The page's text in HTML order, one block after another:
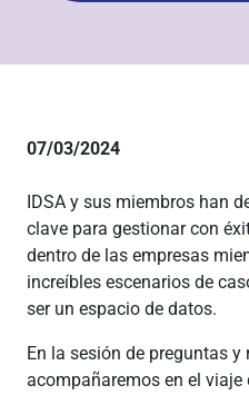
07/03/2024
IDSA y sus miembros han
clave para gestionar con
dentro de las empresas
increíbles escenarios de
ser un espacio de datos.
En la sesión de preguntas y
acompañaremos en el viaje